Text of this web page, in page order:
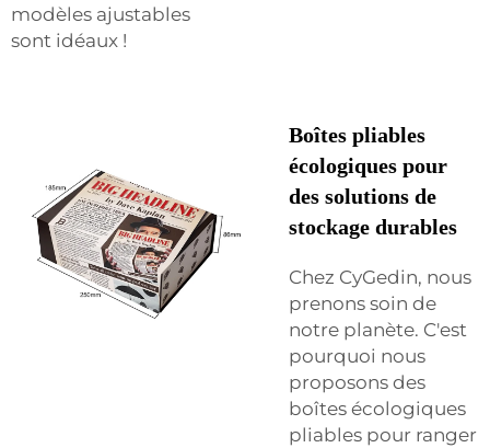
modèles ajustables
sont idéaux !
Boîtes pliables
écologiques pour
des solutions de
stockage durables
Chez CyGedin, nous
prenons soin de
notre planète. C'est
pourquoi nous
proposons des
boîtes écologiques
pliables pour ranger